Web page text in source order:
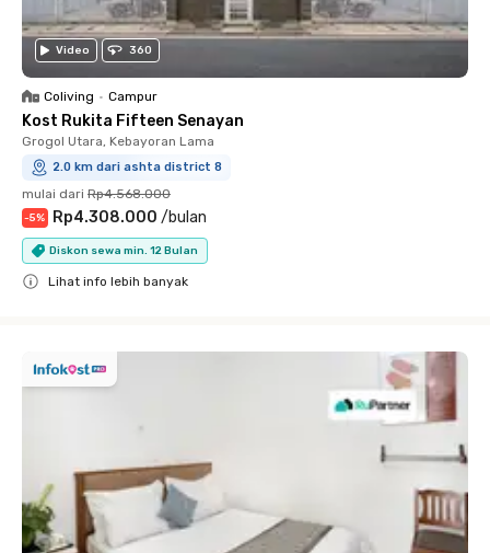
Video 360
Coliving • Campur
Kost Rukita Fifteen Senayan
Grogol Utara, Kebayoran Lama
2.0 km dari ashta district 8
mulai dari Rp4.568.000
-5% Rp4.308.000 /bulan
Diskon sewa min. 12 Bulan
Lihat info lebih banyak